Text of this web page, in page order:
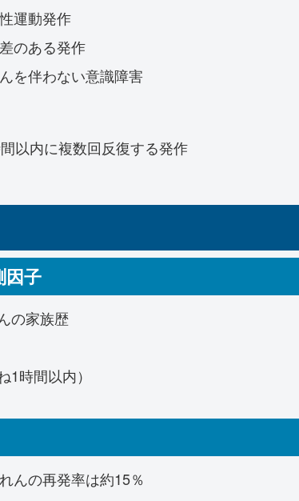
運動発作
のある発作
を伴わない意識障害
以内に複数回反復する発作
因子
の家族歴
時間以内）
んの再発率は約15％